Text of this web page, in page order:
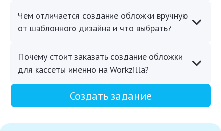
Чем отличается создание обложки вручную
от шаблонного дизайна и что выбрать?
Почему стоит заказать создание обложки
для кассеты именно на Workzilla?
Создать задание